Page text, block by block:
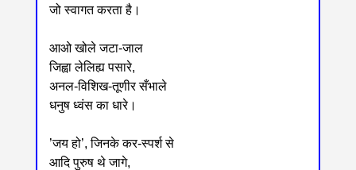
जो स्वागत करता है।
आओ खोले जटा-जाल
जिह्वा लेलिह्य पसारे,
अनल-विशिख-तूणीर सँभाले
धनुष ध्वंस का धारे।
’जय हो’, जिनके कर-स्पर्श से
आदि पुरुष थे जागे,